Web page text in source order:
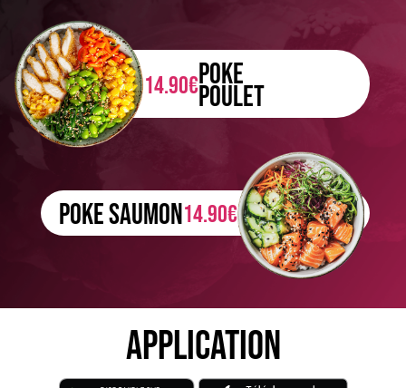
14.90€POKE
POULET
POKE SAUMON14.90€
APPLICATION